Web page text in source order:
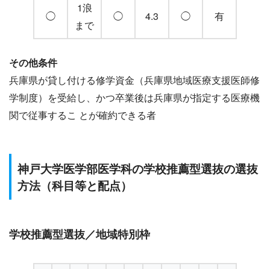
◯
1浪
まで
◯ 4.3 ◯ 有
その他条件
兵庫県が貸し付ける修学資金（兵庫県地域医療支援医師修
学制度）を受給し、かつ卒業後は兵庫県が指定する医療機
関で従事するこ とが確約できる者
神戸大学医学部医学科の学校推薦型選抜の選抜
方法（科目等と配点）
学校推薦型選抜／地域特別枠